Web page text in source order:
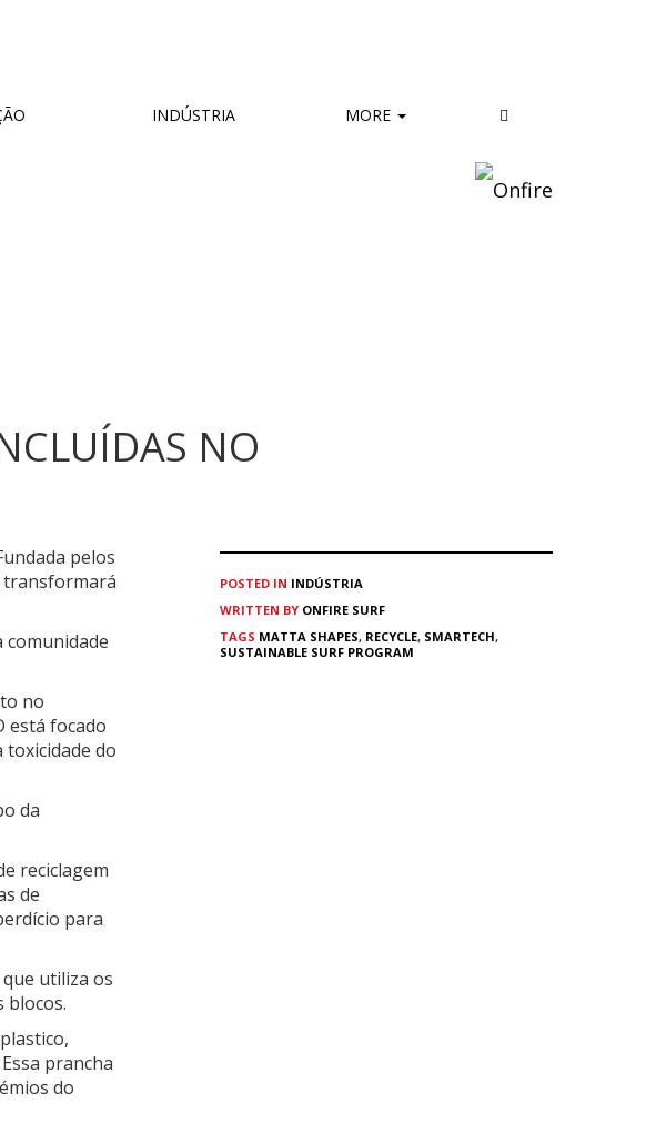
INDÚSTRIA MORE
NO
pelos
transformará
comunidade
no
está focado
toxicidade do
da
reciclagem
de
para
que utiliza os
blocos.
prancha
do
POSTED IN INDÚSTRIA
WRITTEN BY ONFIRE SURF
TAGS MATTA SHAPES, RECYCLE, SMARTECH,
SUSTAINABLE SURF PROGRAM